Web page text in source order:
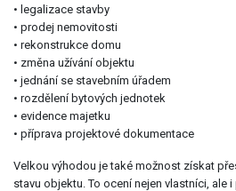
• legalizace stavby
• prodej nemovitosti
• rekonstrukce domu
• změna užívání objektu
• jednání se stavebním úřadem
• rozdělení bytových jednotek
• evidence majetku
• příprava projektové dokumentace
Velkou výhodou je také možnost získat
stavu objektu. To ocení nejen vlastníci, ale